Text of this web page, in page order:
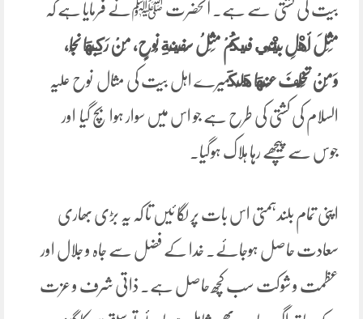
بیت کی کشتی سے ہے۔ آنحضرت ﷺنے فرمایا ہے کہ
مَثَلَ أَهْلِ بَيْتِي فِيكُمْ مَثَلُ ‌سَفِينَةِ ‌نُوحٍ، مَنْ رَكِبَهَا نَجَا،
وَمَنْ تَخَلَّفَ عَنْهَا هَلَكَمیرے اہل بیت کی مثال نوح علیہ
السلام کی کشتی کی طرح ہے جو اس میں سوار ہوا بچ گیا اور
جوس سے پیچھے رہا ہلاک ہوگیا۔
اپنی تمام بلندہمتی اس بات پر لگا ئیں تا کہ یہ بڑی بھاری
سعادت حاصل ہوجائے۔ خدا کے فضل سے جاہ و جلال اور
عظمت و شوکت سب کچھ حاصل ہے۔ ذاتی شرف و عزت